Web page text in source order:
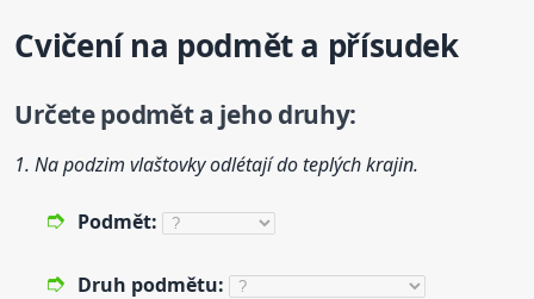
Cvičení na podmět a přísudek
Určete podmět a jeho druhy:
1. Na podzim vlaštovky odlétají do teplých krajin.
Podmět:
Druh podmětu: